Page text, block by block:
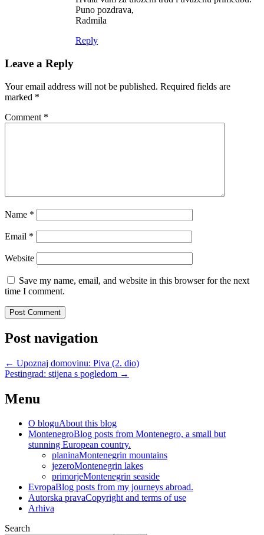
Puno pozdrava,
Radmila
Reply
Leave a Reply
Your email address will not be published. Required fields are
marked *
Comment *
Name *
Email *
Website
Save my name, email, and website in this browser for the next
time I comment.
Post navigation
← Upoznaj domovinu: Piva (2. dio)
Pestingrad: stijena s pogledom →
Menu
O bloguAbout this blog
MontenegroBlog posts from Montenegro, a small but
stunning European country.
planinaMontenegrin mountains
jezeroMontenegrin lakes
primorjeMontenegrin seaside
EvropaBlog posts from my journeys abroad.
Autorska pravaCopyright and terms of use
Arhiva
Search